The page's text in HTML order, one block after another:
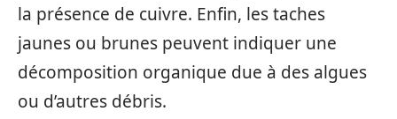
la présence de cuivre. Enfin, les taches
jaunes ou brunes peuvent indiquer une
décomposition organique due à des algues
ou d’autres débris.